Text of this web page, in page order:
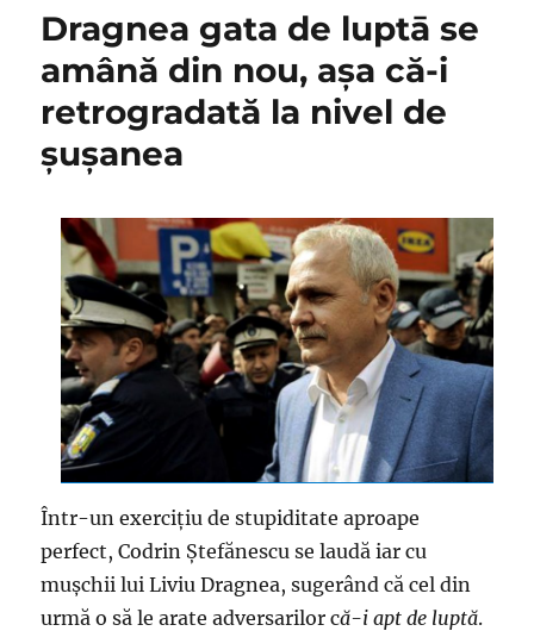
operetă,
numai
că
azi,
amână
sine
die
Dragnea gata de luptā se
amână din nou, aşa că-i
retrogradată la nivel de
şuşanea
Într-un exerciţiu de stupiditate aproape
perfect, Codrin Ştefănescu se laudă iar cu
muşchii lui Liviu Dragnea, sugerând că cel din
urmă o să le arate adversarilor că-i apt de luptă.